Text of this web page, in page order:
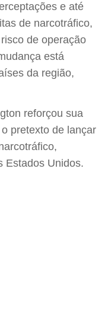
e até
de narcotráfico,
de operação
está
da região,
reforçou sua
pretexto de lançar
Estados Unidos.